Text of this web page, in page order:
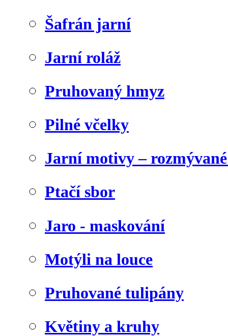
Šafrán jarní
Jarní roláž
Pruhovaný hmyz
Pilné včelky
Jarní motivy –
Ptačí sbor
Jaro - maskování
Motýli na louce
Pruhované tulipány
Květiny a kruhy